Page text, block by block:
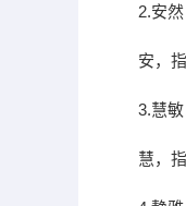
2.安然
安，
3.慧敏
慧，